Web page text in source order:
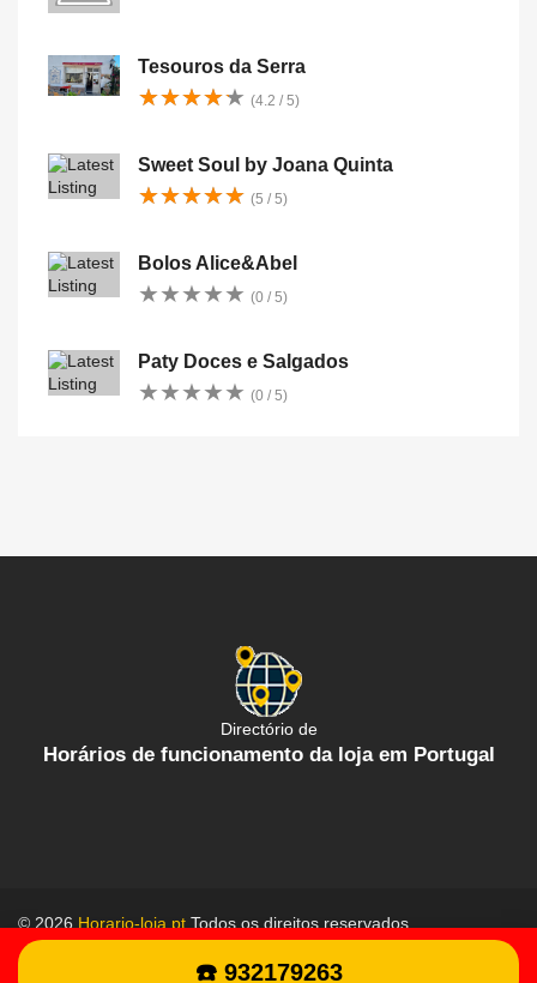
Tesouros da Serra
★★★★★
★★★★★ (4.2 / 5)
Sweet Soul by Joana Quinta
★★★★★
★★★★★ (5 / 5)
Bolos Alice&Abel
★★★★★
★★★★★ (0 / 5)
Paty Doces e Salgados
★★★★★
★★★★★ (0 / 5)
Directório de
Horários de funcionamento da loja em Portugal
© 2026 Horario-loja.pt Todos os direitos reservados.
Política de proteção de dados
☎️ 932179263